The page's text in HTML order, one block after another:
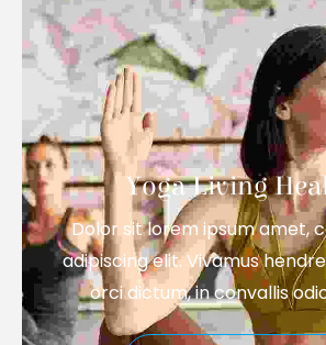
Yoga Living
Dolor sit lorem ipsum amet,
adipiscing elit. Vivamus
orci dictum, in convallis